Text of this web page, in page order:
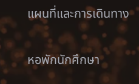
แผนที่และการเดินทาง
หอพักนักศึกษา